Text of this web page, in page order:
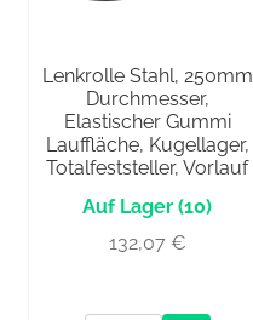
Lenkrolle Stahl, 250mm
Durchmesser,
Elastischer Gummi
Lauffläche, Kugellager,
Totalfeststeller, Vorlauf
(10)
132,07 €